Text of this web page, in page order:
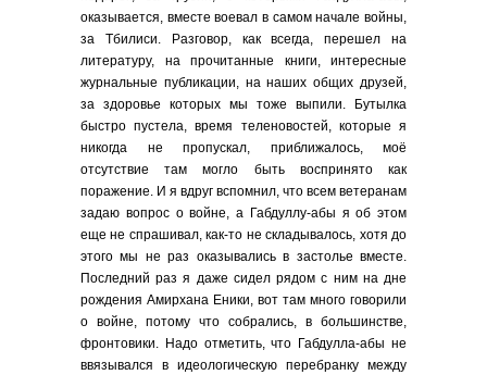
оказывается, вместе воевал в самом начале войны,
за Тбилиси. Разговор, как всегда, перешел на
литературу, на прочитанные книги, интересные
журнальные публикации, на наших общих друзей,
за здоровье которых мы тоже выпили. Бутылка
быстро пустела, время теленовостей, которые я
никогда не пропускал, приближалось, моё
отсутствие там могло быть воспринято как
поражение. И я вдруг вспомнил, что всем ветеранам
задаю вопрос о войне, а Габдуллу-абы я об этом
еще не спрашивал, как-то не складывалось, хотя до
этого мы не раз оказывались в застолье вместе.
Последний раз я даже сидел рядом с ним на дне
рождения Амирхана Еники, вот там много говорили
о войне, потому что собрались, в большинстве,
фронтовики. Надо отметить, что Габдулла-абы не
ввязывался в идеологическую перебранку между